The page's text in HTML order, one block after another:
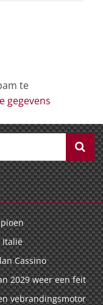
te
gegevens
Italië
Cassino
2029 weer een feit
vebrandingsmotor